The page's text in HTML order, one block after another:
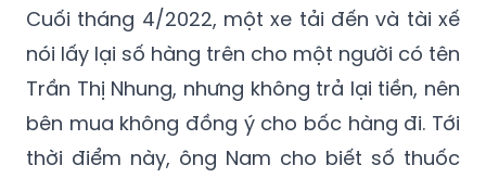
Cuối tháng 4/2022, một xe tải đến và tài xế
nói lấy lại số hàng trên cho một người có tên
Trần Thị Nhung, nhưng không trả lại tiền, nên
bên mua không đồng ý cho bốc hàng đi. Tới
thời điểm này, ông Nam cho biết số thuốc